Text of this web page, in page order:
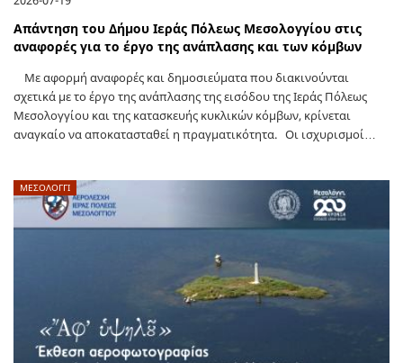
Απάντηση του Δήμου Ιεράς Πόλεως Μεσολογγίου στις
αναφορές για το έργο της ανάπλασης και των κόμβων
Με αφορμή αναφορές και δημοσιεύματα που διακινούνται
σχετικά με το έργο της ανάπλασης της εισόδου της Ιεράς Πόλεως
Μεσολογγίου και της κατασκευής κυκλικών κόμβων, κρίνεται
αναγκαίο να αποκατασταθεί η πραγματικότητα. Οι ισχυρισμοί…
ΜΕΣΟΛΟΓΓΙ